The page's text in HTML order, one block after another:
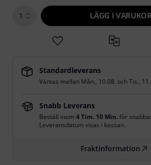
1 LÄGG I
Standardleverans
Väntas mellan Mån., 10.08. ochTis.,
Snabb Leverans
Beställ inom 4 Tim. 10 Min.för
Leveransdatum visas i kassan.
Fraktinformation